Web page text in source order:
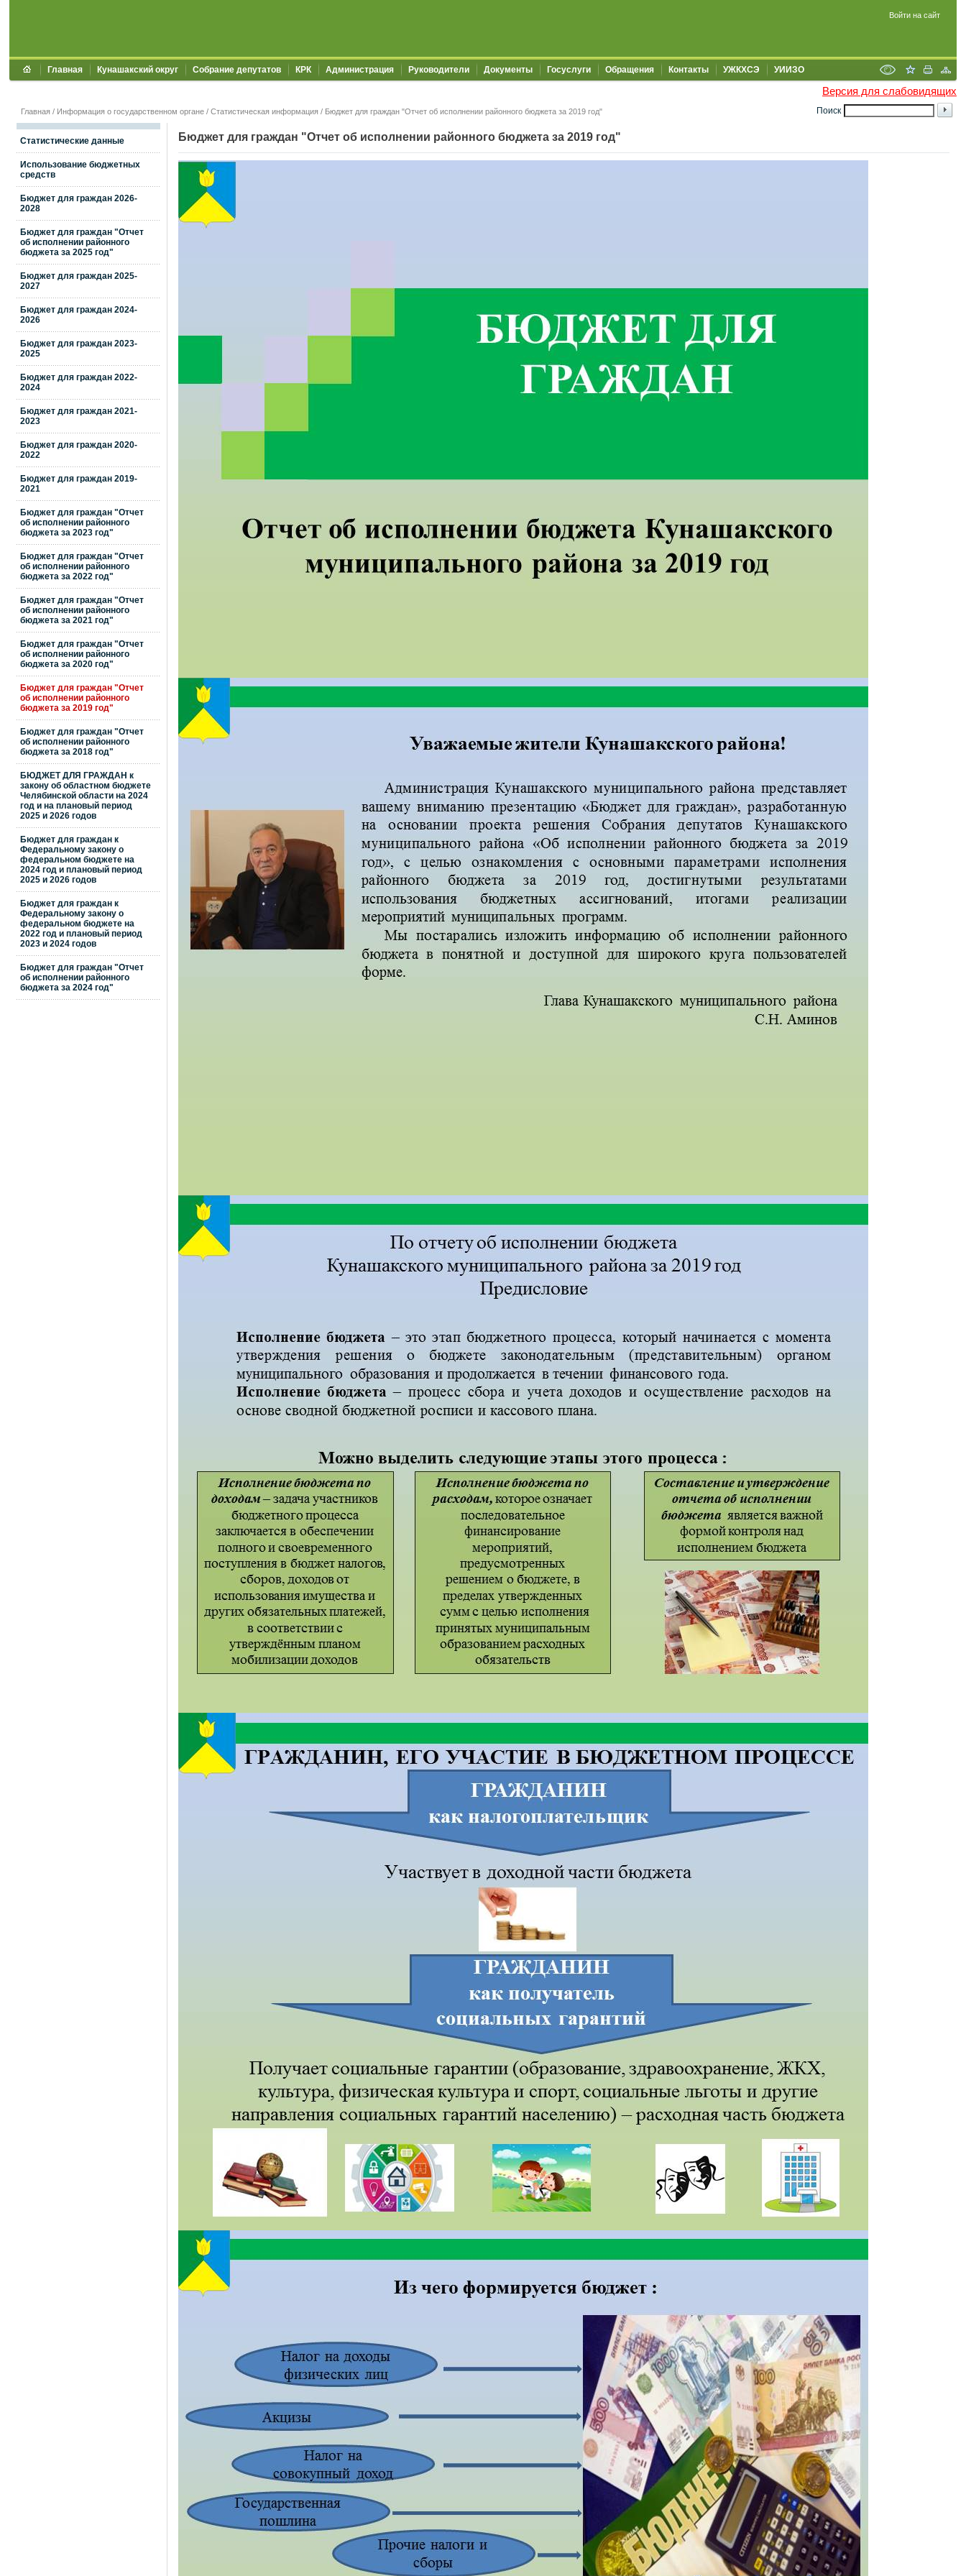
Войти на сайт
Главная Кунашакский округ Собрание депутатов КРК Администрация Руководители Документы Госуслуги Обращения Контакты УЖКХСЭ УИИЗО
Версия для слабовидящих
Поиск
Главная / Информация о государственном органе / Статистическая информация / Бюджет для граждан "Отчет об исполнении районного бюджета за 2019 год"
Статистические данные
Использование бюджетных
средств
Бюджет для граждан 2026-
2028
Бюджет для граждан "Отчет
об исполнении районного
бюджета за 2025 год"
Бюджет для граждан 2025-
2027
Бюджет для граждан 2024-
2026
Бюджет для граждан 2023-
2025
Бюджет для граждан 2022-
2024
Бюджет для граждан 2021-
2023
Бюджет для граждан 2020-
2022
Бюджет для граждан 2019-
2021
Бюджет для граждан "Отчет
об исполнении районного
бюджета за 2023 год"
Бюджет для граждан "Отчет
об исполнении районного
бюджета за 2022 год"
Бюджет для граждан "Отчет
об исполнении районного
бюджета за 2021 год"
Бюджет для граждан "Отчет
об исполнении районного
бюджета за 2020 год"
Бюджет для граждан "Отчет
об исполнении районного
бюджета за 2019 год"
Бюджет для граждан "Отчет
об исполнении районного
бюджета за 2018 год"
БЮДЖЕТ ДЛЯ ГРАЖДАН к
закону об областном бюджете
Челябинской области на 2024
год и на плановый период
2025 и 2026 годов
Бюджет для граждан к
Федеральному закону о
федеральном бюджете на
2024 год и плановый период
2025 и 2026 годов
Бюджет для граждан к
Федеральному закону о
федеральном бюджете на
2022 год и плановый период
2023 и 2024 годов
Бюджет для граждан "Отчет
об исполнении районного
бюджета за 2024 год"
Бюджет для граждан "Отчет об исполнении районного бюджета за 2019 год"